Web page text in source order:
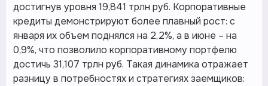
достигнув уровня 19,841 трлн руб. Корпоративные
кредиты демонстрируют более плавный рост: с
января их объем поднялся на 2,2%, а в июне – на
0,9%, что позволило корпоративному портфелю
достичь 31,107 трлн руб. Такая динамика отражает
разницу в потребностях и стратегиях заемщиков: